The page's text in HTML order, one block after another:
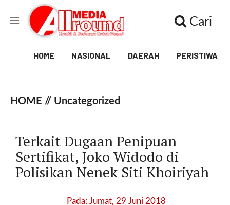
Cari
HOME NASIONAL DAERAH PERISTIWA
HOME // Uncategorized
Terkait Dugaan Penipuan
Sertifikat, Joko Widodo di
Polisikan Nenek Siti Khoiriyah
Pada: Jumat, 29 Juni 2018